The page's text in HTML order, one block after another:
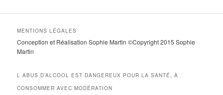
c
i
v
e
MENTIONS LÉGALES
Conception et Réalisation Sophie Martin ©Copyright 2015 Sophie
Martin
L ABUS D’ALCOOL EST DANGEREUX POUR LA SANTÉ, À
CONSOMMER AVEC MODÉRATION